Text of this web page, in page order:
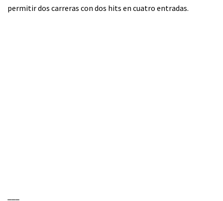
permitir dos carreras con dos hits en cuatro entradas.